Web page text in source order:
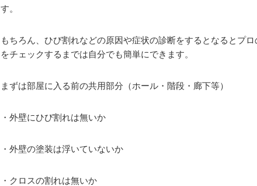
す。
もちろん、ひび割れなどの原因や症状の診断をするとなるとプ
をチェックするまでは自分でも簡単にできます。
まずは部屋に入る前の共用部分（ホール・階段・廊下等）
・外壁にひび割れは無いか
・外壁の塗装は浮いていないか
・クロスの割れは無いか